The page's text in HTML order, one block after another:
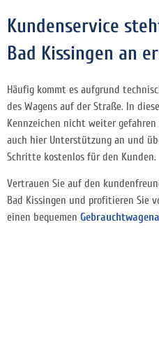
Kundenservice
Bad Kissingen an
Häufig kommt es aufgrund
des Wagens auf der Straße. In
Kennzeichen nicht weiter gefahren
auch hier Unterstützung an und
Schritte kostenlos für den Kunden.
Vertrauen Sie auf den
Bad Kissingen und profitieren Sie
einen bequemen